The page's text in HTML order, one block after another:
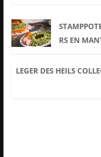
RS EN
LEGER DES HEILS